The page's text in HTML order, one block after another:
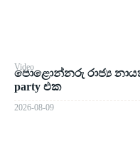
Video
පොළොන්නරු රාජ්‍ය
party එක
2026-08-09